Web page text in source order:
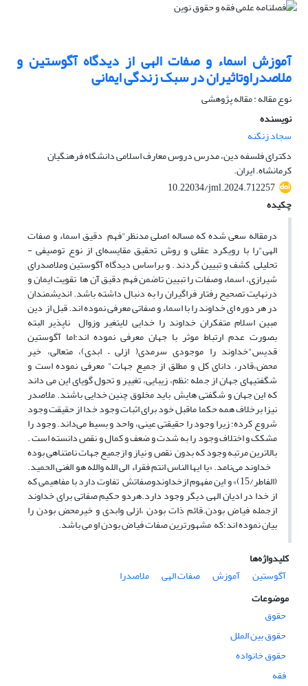
آموزش اسماء و صفات الهی از دیدگاه آگوستین و
ملاصدراوتاثیران در سبک زندگی ایمانی
نوع مقاله : مقاله پژوهشی
نویسنده
سجاد زنگنه
دکترای فلسفه دین، مدرس دروس معارف اسلامی دانشگاه فرهنگیان
کرمانشاه. ایران.
10.22034/jml.2024.712257
چکیده
درمقاله سعی شده که مساله اصلی مدنظر"فهم دقیق اسماء و صفات
الهی"را با رویکرد عقلی و روش تحقیق مقایسه‌ای از نوع توصیفی -
تحلیلی کشف و تبیین گردند . و براساس دیدگاه آگوستین وملاصدرای
شیرازی، اسماء وصفات را تبیین تاضمن فهم دقیق آن ها تقویت ایمان و
درنهایت تصحیح رفتار فراگیران را به دنبال داشته باشد. اندیشمندان
در هر دوره ای خداوند را با اسماء و صفاتی معرفی نموده اند. قبل از دین
مبین اسلام متفکران خداوند را خدایی لایتغیر وزوال ناپذیر البته
بصورت عدم ارتباط موثر با جهان معرفی نموده اند؛اما آگوستین
قدیس"خداوند را موجودی سرمدی( ازلی – ابدی)، متعالی، خیر
محض،قادر، دانای کل و مطلق از جمیع جهات"‌ معرفی نموده است و
شگفتیهای جهان از جمله :نظم، زیبایی، تغییر و تحول گویای این می داند
که این جهان و شگفتی هایش باید مخلوق چنین خدایی باشند. ملاصدر
نیزا برخلاف همه حکما ماقبل خود برای اثبات وجود خدا از حقیقت وجود
شروع کرده؛ زیرا وجود را حقیقتی عینی، واحد و بسیط می‌داند. وجود را
مشکک و اختلاف وجود را به شدت و ضعف و کمال و نقص دانسته است .
بالاترین مرتبه وجود که بدون نقص و نیاز و ازجمیع جهات نامتناهی بوده
خداوند می‌نامد. «یا ایها الناس انتم فقراء الی الله والله هو الغنی الحمید.
(الفاطر/15)» و این مفهوم ازخداوندوصفاتش تفاوت دارد با مفاهیمی که
از خدا در ادیان الهی دیگر وجود دارد.هردو حکیم صفاتی برای خداوند
ازجمله فیاض بودن.قائم ذات بودن ،ازلی وابدی و خیرمحض بودن را
بیان نموده اند؛که مشهورترین صفات فیاض بودن او می باشد.
کلیدواژه‌ها
آگوستین
آموزش صفات الهی
ملاصدرا
موضوعات
حقوق
حقوق بین الملل
حقوق خانواده
فقه